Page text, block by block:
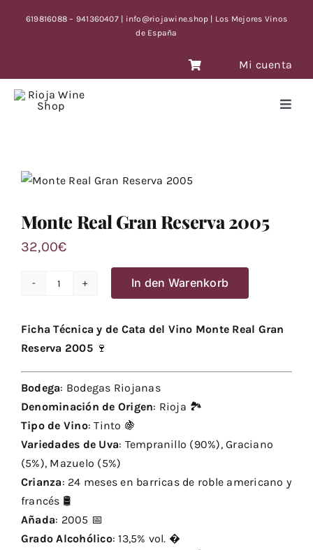
619816088 – 941360407 | info@riojawine.shop | Los Mejores Vinos
de España
Mi cuenta
CON TIEMPO LIMITE
Monte Real Gran Reserva 2005
32,00€
Gran
Reserva
Menge
In den Warenkorb
Ficha Técnica y de Cata del Vino Monte Real Gran
Reserva 2005🍷
Bodega: Bodegas Riojanas
Denominación de Origen: Rioja 🏞️
Tipo de Vino: Tinto 🍇
Variedades de Uva: Tempranillo (90%), Graciano
(5%), Mazuelo (5%)
Crianza: 24 meses en barricas de roble americano y
francés 🛢️
Añada: 2005 📅
Grado Alcohólico: 13,5% vol. �